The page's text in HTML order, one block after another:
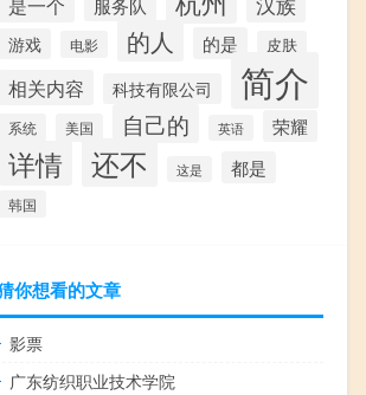
服务队
游戏 电影 的人 的是 皮肤
相关内容 科技有限公司 简介
系统 美国 自己的 英语 荣耀
详情 还不 这是 都是
韩国
你想看的文章
影票
广东纺织职业技术学院